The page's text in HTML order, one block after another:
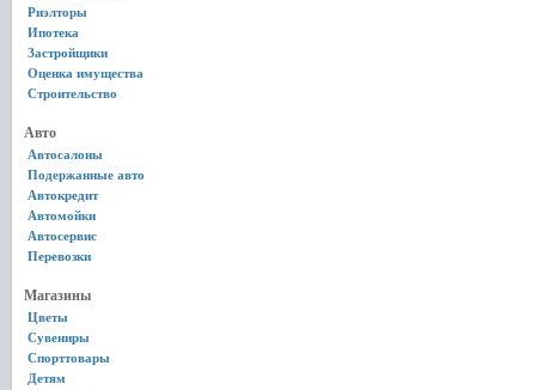
Риэлторы
Ипотека
Застройщики
Оценка имущества
Строительство
Авто
Автосалоны
Подержанные авто
Автокредит
Автомойки
Автосервис
Перевозки
Магазины
Цветы
Сувениры
Спорттовары
Детям